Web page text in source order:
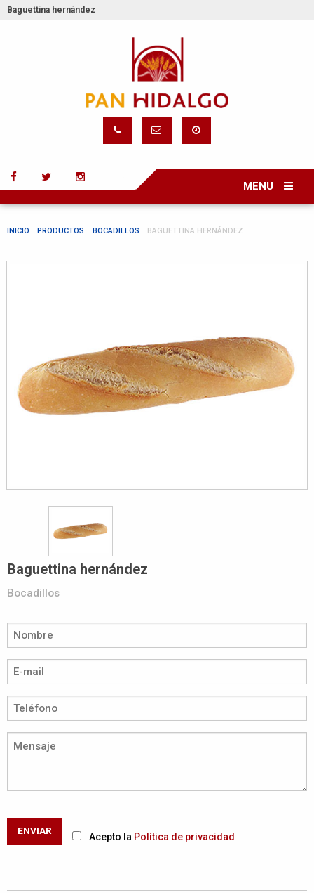
Baguettina hernández
MENU
INICIO PRODUCTOS BOCADILLOS BAGUETTINA HERNÁNDEZ
Baguettina hernández
Bocadillos
ENVIAR
Acepto la Política de privacidad